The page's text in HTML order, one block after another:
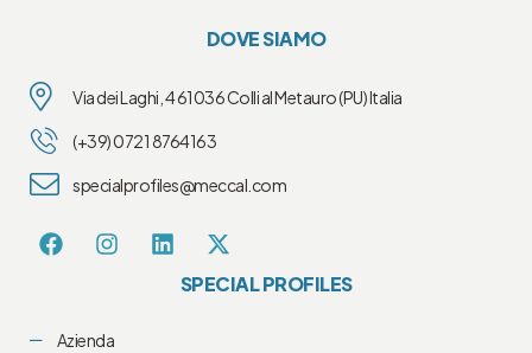
DOVE SIAMO
Via dei Laghi, 4 61036 Colli al Metauro (PU) Italia
(+39) 0721 8764163
specialprofiles@meccal.com
SPECIAL PROFILES
Azienda